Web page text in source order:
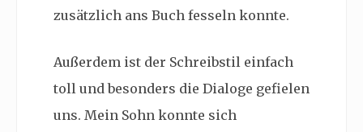
zusätzlich ans Buch fesseln konnte.
Außerdem ist der Schreibstil einfach
toll und besonders die Dialoge gefielen
uns. Mein Sohn konnte sich